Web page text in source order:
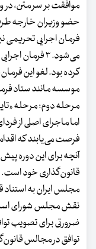
موافقت بر سر متن،
فرمان اجرایی تحریمی
می‌شود. ۳
موسسه مانند ستاد
مرحله دوم؛ مرحله
فرصت می‌یابند که
آنچه برای این دوره
قانون‌گذاری خود است.
مجلس ایران به استناد
نقش مجلس شورای
ضرورتی برای تصویب
توافق در مجالس